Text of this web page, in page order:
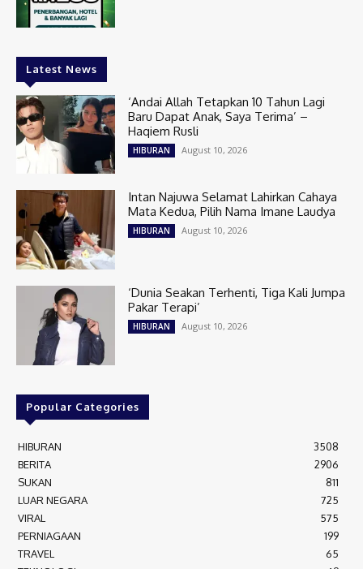
Latest News
‘Andai Allah Tetapkan 10 Tahun Lagi
Baru Dapat Anak, Saya Terima’ –
Haqiem Rusli
HIBURAN August 10, 2026
Intan Najuwa Selamat Lahirkan Cahaya
Mata Kedua, Pilih Nama Imane Laudya
HIBURAN August 10, 2026
‘Dunia Seakan Terhenti, Tiga Kali Jumpa
Pakar Terapi’
HIBURAN August 10, 2026
Popular Categories
HIBURAN
3508
BERITA
2906
SUKAN
811
LUAR NEGARA
725
VIRAL
575
PERNIAGAAN
199
TRAVEL
65